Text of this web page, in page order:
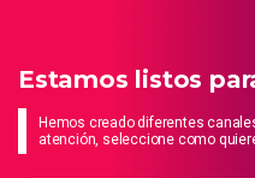
Estamos listos
Hemos creado diferentes
atención, seleccione como